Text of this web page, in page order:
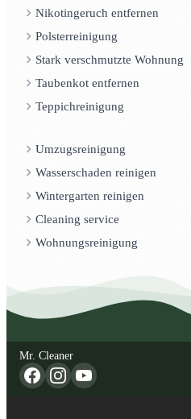
Nikotingeruch entfernen
Polsterreinigung
Stark verschmutzte Wohnung
Taubenkot entfernen
Teppichreinigung
Umzugsreinigung
Wasserschaden reinigen
Wintergarten reinigen
Cleaning service
Wohnungsreinigung
Mr. Cleaner